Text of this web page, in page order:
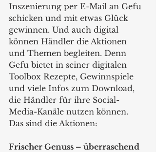
Inszenierung per E-Mail an Gefu
schicken und mit etwas Glück
gewinnen. Und auch digital
können Händler die Aktionen
und Themen begleiten. Denn
Gefu bietet in seiner digitalen
Toolbox Rezepte, Gewinnspiele
und viele Infos zum Download,
die Händler für ihre Social-
Media-Kanäle nutzen können.
Das sind die Aktionen:
Frischer Genuss – überraschend